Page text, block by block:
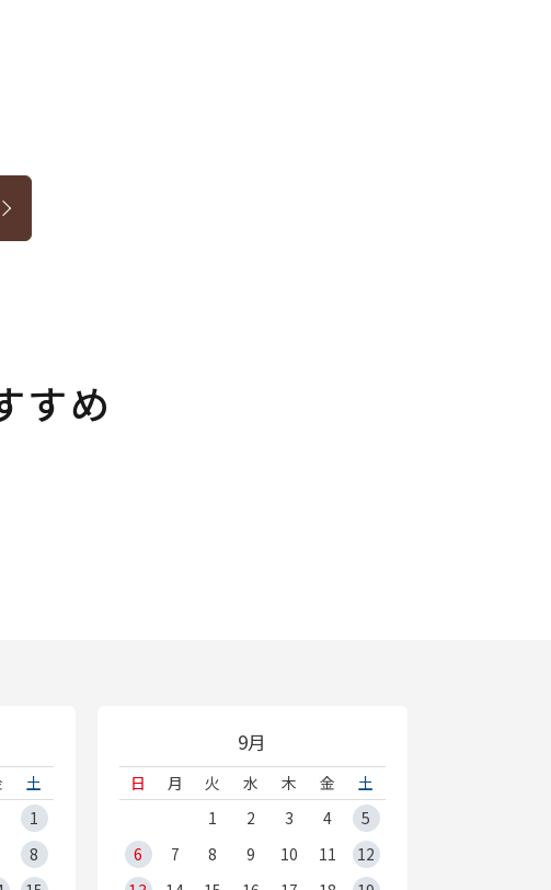
すめ
土
1
8
9月
日 月 火 水 木 金
土
1
2 3 4
5
6
7 8 9 10 11
12